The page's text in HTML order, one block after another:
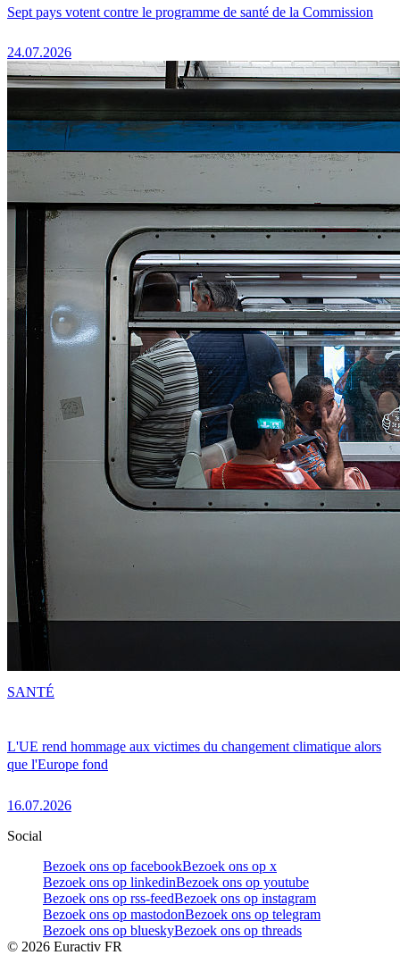
Sept pays votent contre le programme de santé de la Commission
24.07.2026
L'UE rend hommage aux victimes du changement climatique alors
que l'Europe fond
16.07.2026
SANTÉ
Social
Bezoek ons op facebookBezoek ons op x
Bezoek ons op linkedinBezoek ons op youtube
Bezoek ons op rss-feedBezoek ons op instagram
Bezoek ons op mastodonBezoek ons op telegram
Bezoek ons op blueskyBezoek ons op threads
© 2026 Euractiv FR